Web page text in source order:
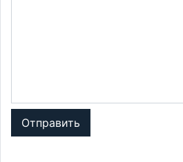
Отправить